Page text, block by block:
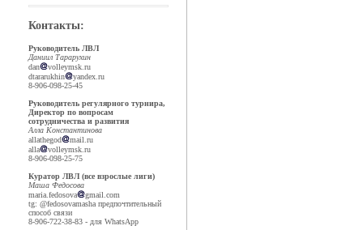
Контакты:
Руководитель ЛВЛ
Даниил Тарарухин
dan
volleymsk.ru
dtararukhin
yandex.ru
8-906-098-25-45
Руководитель регулярного турнира,
Директор по вопросам
сотрудничества и развития
Алла Константинова
allathegod
mail.ru
alla
volleymsk.ru
8-906-098-25-75
Куратор ЛВЛ (все взрослые лиги)
Маша Федосова
maria.fedosova
gmail.com
tg: @fedosovamasha предпочтительный
способ связи
8-906-722-38-83 - для WhatsApp